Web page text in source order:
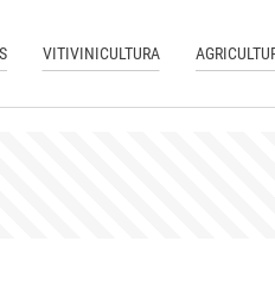
VITIVINICULTURA